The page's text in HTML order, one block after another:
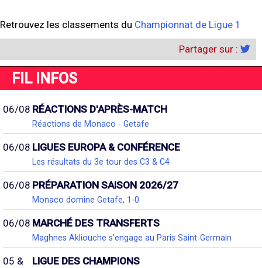
Retrouvez les classements du Championnat de Ligue 1
Partager sur :
FIL INFOS
06/08 RÉACTIONS D'APRÈS-MATCH
Réactions de Monaco - Getafe
06/08 LIGUES EUROPA & CONFÉRENCE
Les résultats du 3e tour des C3 & C4
06/08 PRÉPARATION SAISON 2026/27
Monaco domine Getafe, 1-0
06/08 MARCHÉ DES TRANSFERTS
Maghnes Akliouche s'engage au Paris Saint-Germain
05 &
LIGUE DES CHAMPIONS